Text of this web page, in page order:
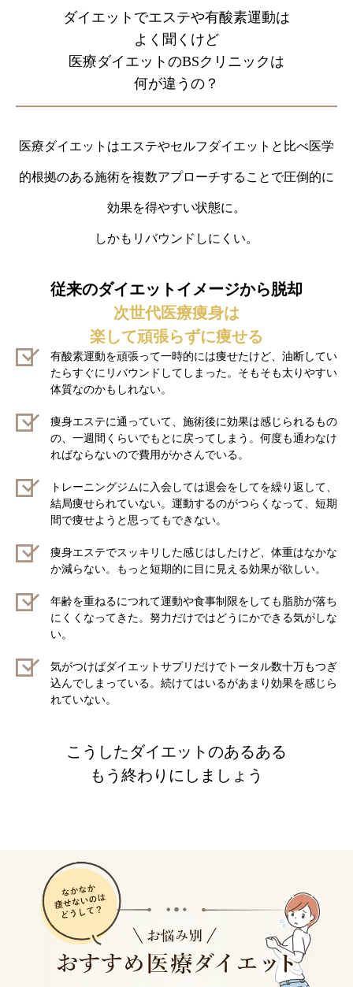
ダイエットでエステや有酸素運動は
よく聞くけど
医療ダイエットのBSクリニックは
何が違うの？
医療ダイエットはエステやセルフダイエットと比べ医学
的根拠のある施術を複数アプローチすることで圧倒的に
効果を得やすい状態に。
しかもリバウンドしにくい。
従来のダイエットイメージから脱却
次世代医療痩身は
楽して頑張らずに痩せる
有酸素運動を頑張って一時的には痩せたけど、油断してい
たらすぐにリバウンドしてしまった。そもそも太りやすい
体質なのかもしれない。
痩身エステに通っていて、施術後に効果は感じられるもの
の、一週間くらいでもとに戻ってしまう。何度も通わなけ
ればならないので費用がかさんでいる。
トレーニングジムに入会しては退会をしてを繰り返して、
結局痩せられていない。運動するのがつらくなって、短期
間で痩せようと思ってもできない。
痩身エステでスッキリした感じはしたけど、体重はなかな
か減らない。もっと短期的に目に見える効果が欲しい。
年齢を重ねるにつれて運動や食事制限をしても脂肪が落ち
にくくなってきた。努力だけではどうにかできる気がしな
い。
気がつけばダイエットサプリだけでトータル数十万もつぎ
込んでしまっている。続けてはいるがあまり効果を感じら
れていない。
こうしたダイエットのあるある
もう終わりにしましょう